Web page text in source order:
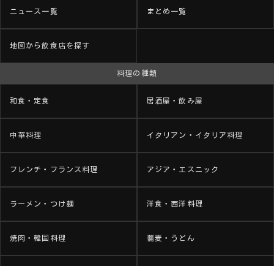
ニュース一覧 まとめ一覧
地図から飲食店を探す
料理の種類
和食・定食 居酒屋・飲み屋
中華料理 イタリアン・イタリア料理
フレンチ・フランス料理 アジア・エスニック
ラーメン・つけ麺 洋食・西洋料理
焼肉・韓国料理 蕎麦・うどん